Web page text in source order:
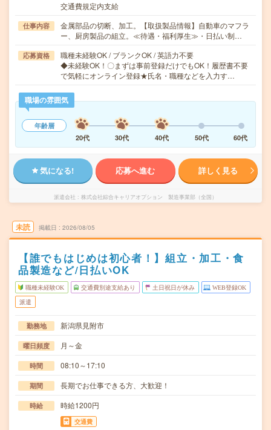
交通費規定内支給
仕事内容
金属部品の切断、加工。【取扱製品情報】自動車のマフラ
ー、厨房製品の組立。≪待遇・福利厚生≫・日払い制…
応募資格
職種未経験OK / ブランクOK / 英語力不要
◆未経験OK！〇まずは事前登録だけでもOK！履歴書不要
で気軽にオンライン登録★氏名・職種などを入力す…
職場の雰囲気
年齢層
20代
30代 40代 50代 60代
気になる! 応募へ進む 詳しく見る
派遣会社 株式会社綜合キャリアオプション 製造事業部（全国）
未読 掲載日 2026/08/05
【誰でもはじめは初心者！】組立・加工・食
品製造など/日払いOK
職種未経験OK 交通費別途支給あり 土日祝日が休み WEB登録OK
派遣
勤務地 新潟県見附市
曜日頻度 月～金
時間 08:10～17:10
期間 長期でお仕事できる方、大歓迎！
時給 時給1200円
交通費